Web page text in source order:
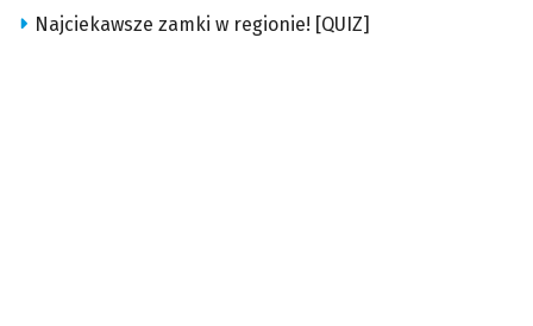
Najciekawsze zamki w regionie! [QUIZ]